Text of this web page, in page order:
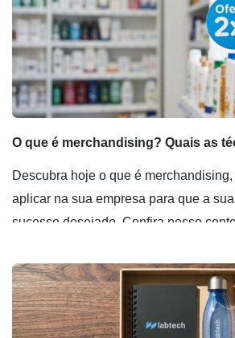
O que é merchandising? Quais as
Descubra hoje o que é
aplicar na sua empresa para que a
sucesso desejado. Confira nosso